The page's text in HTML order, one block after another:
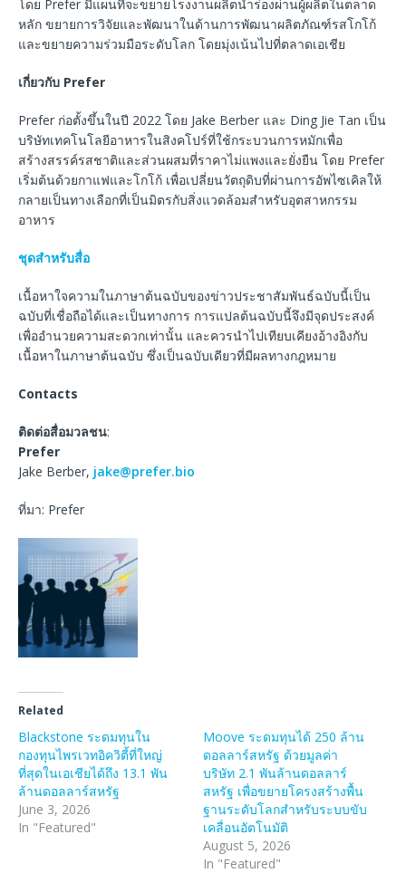
โดย Prefer มีแผนที่จะขยายโรงงานผลิตนำร่องผ่านผู้ผลิตในตลาด
หลัก ขยายการวิจัยและพัฒนาในด้านการพัฒนาผลิตภัณฑ์รสโกโก้
และขยายความร่วมมือระดับโลก โดยมุ่งเน้นไปที่ตลาดเอเชีย
เกี่ยวกับ Prefer
Prefer ก่อตั้งขึ้นในปี 2022 โดย Jake Berber และ Ding Jie Tan เป็น
บริษัทเทคโนโลยีอาหารในสิงคโปร์ที่ใช้กระบวนการหมักเพื่อ
สร้างสรรค์รสชาติและส่วนผสมที่ราคาไม่แพงและยั่งยืน โดย Prefer
เริ่มต้นด้วยกาแฟและโกโก้ เพื่อเปลี่ยนวัตถุดิบที่ผ่านการอัพไซเคิลให้
กลายเป็นทางเลือกที่เป็นมิตรกับสิ่งแวดล้อมสำหรับอุตสาหกรรม
อาหาร
ชุดสำหรับสื่อ
เนื้อหาใจความในภาษาต้นฉบับของข่าวประชาสัมพันธ์ฉบับนี้เป็น
ฉบับที่เชื่อถือได้และเป็นทางการ การแปลต้นฉบับนี้จึงมีจุดประสงค์
เพื่ออำนวยความสะดวกเท่านั้น และควรนำไปเทียบเคียงอ้างอิงกับ
เนื้อหาในภาษาต้นฉบับ ซึ่งเป็นฉบับเดียวที่มีผลทางกฎหมาย
Contacts
ติดต่อสื่อมวลชน:
Prefer
Jake Berber, jake@prefer.bio
ที่มา: Prefer
Related
Blackstone ระดมทุนใน
กองทุนไพรเวทอิควิตี้ที่ใหญ่
ที่สุดในเอเชียได้ถึง 13.1 พัน
ล้านดอลลาร์สหรัฐ
June 3, 2026
In "Featured"
Moove ระดมทุนได้ 250 ล้าน
ดอลลาร์สหรัฐ ด้วยมูลค่า
บริษัท 2.1 พันล้านดอลลาร์
สหรัฐ เพื่อขยายโครงสร้างพื้น
ฐานระดับโลกสำหรับระบบขับ
เคลื่อนอัตโนมัติ
August 5, 2026
In "Featured"